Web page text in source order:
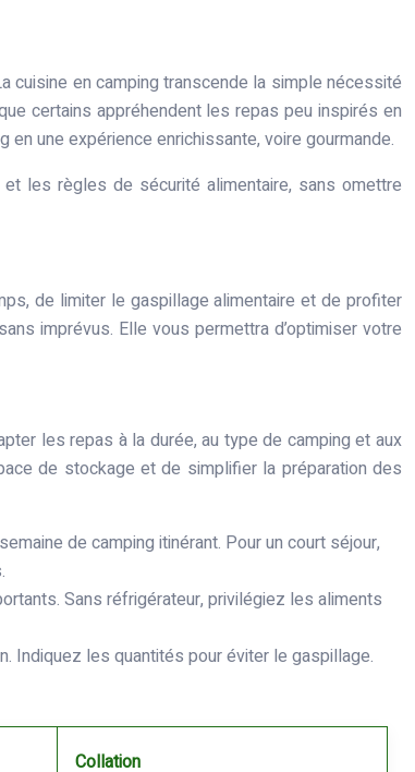
cuisine en camping transcende la simple nécessité
certains appréhendent les repas peu inspirés en
une expérience enrichissante, voire gourmande.
les règles de sécurité alimentaire, sans omettre
de limiter le gaspillage alimentaire et de profiter
imprévus. Elle vous permettra d’optimiser votre
les repas à la durée, au type de camping et aux
de stockage et de simplifier la préparation des
de camping itinérant. Pour un court séjour,
Sans réfrigérateur, privilégiez les aliments
Indiquez les quantités pour éviter le gaspillage.
Collation